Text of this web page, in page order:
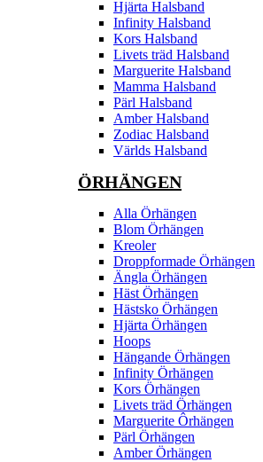
Hjärta Halsband
Infinity Halsband
Kors Halsband
Livets träd Halsband
Marguerite Halsband
Mamma Halsband
Pärl Halsband
Amber Halsband
Zodiac Halsband
Världs Halsband
ÖRHÄNGEN
Alla Örhängen
Blom Örhängen
Kreoler
Droppformade Örhängen
Ängla Örhängen
Häst Örhängen
Hästsko Örhängen
Hjärta Örhängen
Hoops
Hängande Örhängen
Infinity Örhängen
Kors Örhängen
Livets träd Örhängen
Marguerite Ôrhängen
Pärl Örhängen
Amber Örhängen